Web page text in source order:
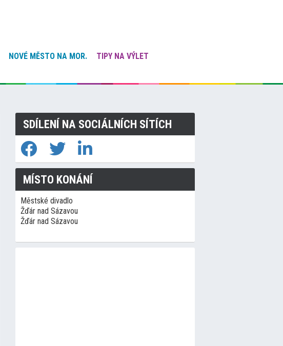
NOVÉ MĚSTO NA MOR.
TIPY NA VÝLET
SDÍLENÍ NA SOCIÁLNÍCH SÍTÍCH
MÍSTO KONÁNÍ
Městské divadlo
Žďár nad Sázavou
Žďár nad Sázavou